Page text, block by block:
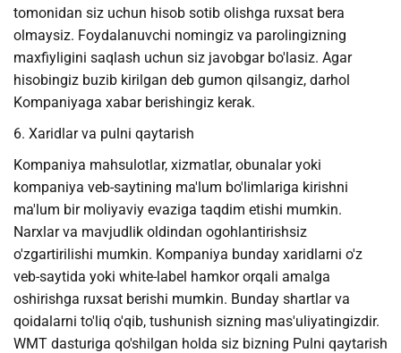
tomonidan siz uchun hisob sotib olishga ruxsat bera
olmaysiz. Foydalanuvchi nomingiz va parolingizning
maxfiyligini saqlash uchun siz javobgar bo'lasiz. Agar
hisobingiz buzib kirilgan deb gumon qilsangiz, darhol
Kompaniyaga xabar berishingiz kerak.
6. Xaridlar va pulni qaytarish
Kompaniya mahsulotlar, xizmatlar, obunalar yoki
kompaniya veb-saytining ma'lum bo'limlariga kirishni
ma'lum bir moliyaviy evaziga taqdim etishi mumkin.
Narxlar va mavjudlik oldindan ogohlantirishsiz
o'zgartirilishi mumkin. Kompaniya bunday xaridlarni o'z
veb-saytida yoki white-label hamkor orqali amalga
oshirishga ruxsat berishi mumkin. Bunday shartlar va
qoidalarni to'liq o'qib, tushunish sizning mas'uliyatingizdir.
WMT dasturiga qo'shilgan holda siz bizning Pulni qaytarish